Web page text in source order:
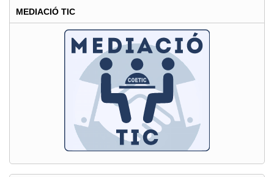
a
l’Informe
“La
Sociedad
Información
España
2013"
MEDIACIÓ TIC